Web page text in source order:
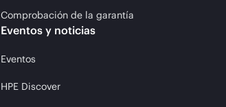
Comprobación de la garantía
Eventos y noticias
Eventos
HPE Discover